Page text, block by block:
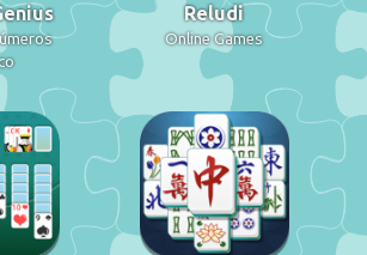
Reludi
Online Games